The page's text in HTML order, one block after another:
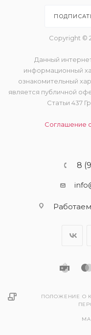
Copyright ©
Данный
информационный
ознакомительный
является публичной
Статьи 437
Соглашение
8
ПОЛОЖЕНИЕ О